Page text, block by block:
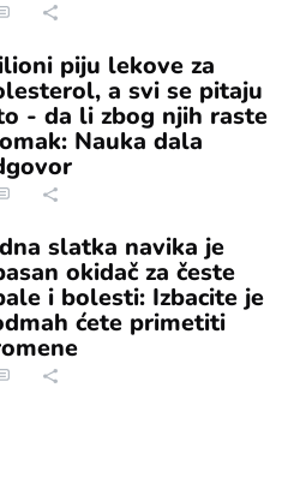
piju lekove za
a svi se pitaju
- da li zbog njih raste
Nauka dala
slatka navika je
okidač za česte
i bolesti: Izbacite je
ćete primetiti